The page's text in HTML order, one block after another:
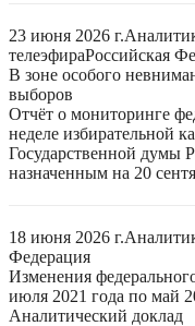
23 июня 2026 г.
телеэфираРоссийская
В зоне особого
выборов
Отчёт о мониторинге
неделе избирательной
Государственной думы
назначенным на 20
18 июня 2026 г.
Федерация
Изменения
июля 2021 года по май
Аналитический доклад